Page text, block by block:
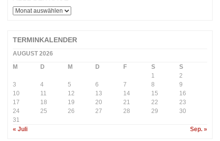
ALLE
TERMINKALENDER
AUGUST 2026
M
D M D F S
S
1
2
3
4 5 6 7 8
9
10
11 12 13 14 15
16
17
18 19 20 21 22
23
24
25 26 27 28 29
30
31
« Juli
Sep. »